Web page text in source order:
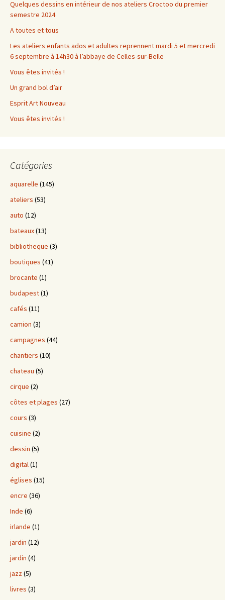
Quelques dessins en intérieur de nos ateliers Croctoo du premier
semestre 2024
A toutes et tous
Les ateliers enfants ados et adultes reprennent mardi 5 et mercredi
6 septembre à 14h30 à l’abbaye de Celles-sur-Belle
Vous êtes invités !
Un grand bol d’air
Esprit Art Nouveau
Vous êtes invités !
Catégories
aquarelle (145)
ateliers (53)
auto (12)
bateaux(13)
bibliotheque (3)
boutiques (41)
brocante (1)
budapest(1)
cafés (11)
camion (3)
campagnes (44)
chantiers (10)
chateau (5)
cirque (2)
côtes et plages (27)
cours (3)
cuisine (2)
dessin (5)
digital(1)
églises (15)
encre (36)
Inde (6)
irlande (1)
jardin (12)
jardin (4)
jazz(5)
livres (3)